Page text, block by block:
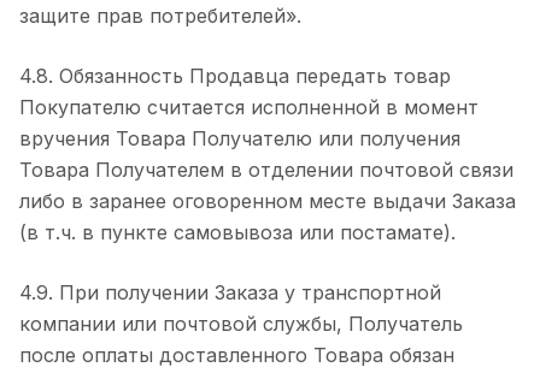
защите прав потребителей».
4.8. Обязанность Продавца передать товар
Покупателю считается исполненной в момент
вручения Товара Получателю или получения
Товара Получателем в отделении почтовой связи
либо в заранее оговоренном месте выдачи Заказа
(в т.ч. в пункте самовывоза или постамате).
4.9. При получении Заказа у транспортной
компании или почтовой службы, Получатель
после оплаты доставленного Товара обязан